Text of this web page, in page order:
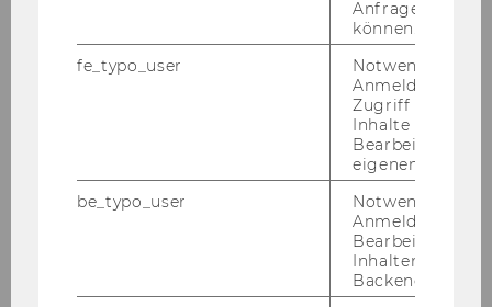
Zum WU Master's
Day sind es nur
Anfrage
können.
fe_typo_user
Notwendig für
Anmeldung und
Zugriff auf
Inhalte oder zur
Bearbeitung des
eigenen Profils.
be_typo_user
Notwendig für
Anmeldung und
Bearbeitung von
Inhalten im
Backend.